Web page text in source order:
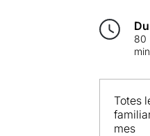
80
Totes
mes